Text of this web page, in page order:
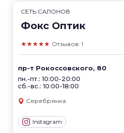
СЕТЬ САЛОНОВ
Фокс Оптик
★★★★★ Отзывов: 1
пр-т Рокоссовского, 80
пн.-пт.: 10:00-20:00
сб.-вс.: 10:00-18:00
Серебрянка
Instagram